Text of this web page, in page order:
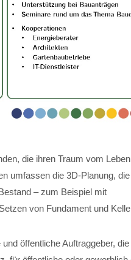
die ihren Traum vom
umfassen die 3D-Planung,
– zum Beispiel mit
von Fundament und
öffentliche Auftraggeber,